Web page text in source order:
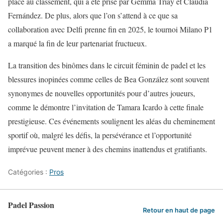
Fernández. De plus, alors que l’on s’attend à ce que sa
collaboration avec Delfi prenne fin en 2025, le tournoi Milano P1
a marqué la fin de leur partenariat fructueux.
La transition des binômes dans le circuit féminin de padel et les
blessures inopinées comme celles de Bea González sont souvent
synonymes de nouvelles opportunités pour d’autres joueurs,
comme le démontre l’invitation de Tamara Icardo à cette finale
prestigieuse. Ces événements soulignent les aléas du cheminement
sportif où, malgré les défis, la persévérance et l’opportunité
imprévue peuvent mener à des chemins inattendus et gratifiants.
Catégories : Pros
Padel Passion Retour en haut de page